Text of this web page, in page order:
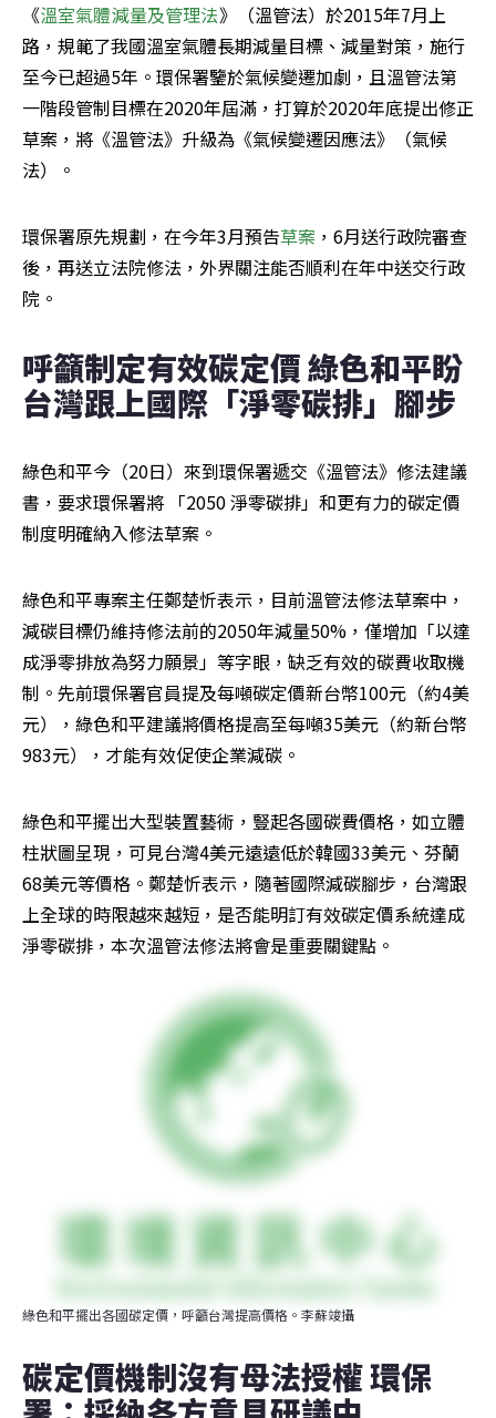
《溫室氣體減量及管理法》（溫管法）於2015年7月上
路，規範了我國溫室氣體長期減量目標、減量對策，施行
至今已超過5年。環保署鑒於氣候變遷加劇，且溫管法第
一階段管制目標在2020年屆滿，打算於2020年底提出修正
草案，將《溫管法》升級為《氣候變遷因應法》（氣候
法）。
環保署原先規劃，在今年3月預告草案 ，6月送行政院審查
後，再送立法院修法，外界關注能否順利在年中送交行政
院。
呼籲制定有效碳定價 綠色和平盼
台灣跟上國際「淨零碳排」腳步
綠色和平今（20日）來到環保署遞交《溫管法》修法建議
書，要求環保署將 「2050 淨零碳排」和更有力的碳定價
制度明確納入修法草案。
綠色和平專案主任鄭楚忻表示，目前溫管法修法草案中，
減碳目標仍維持修法前的2050年減量50%，僅增加「以達
成淨零排放為努力願景」等字眼，缺乏有效的碳費收取機
制。先前環保署官員提及每噸碳定價新台幣100元（約4美
元），綠色和平建議將價格提高至每噸35美元（約新台幣
983元），才能有效促使企業減碳。
綠色和平擺出大型裝置藝術，豎起各國碳費價格，如立體
柱狀圖呈現，可見台灣4美元遠遠低於韓國33美元、芬蘭
68美元等價格。鄭楚忻表示，隨著國際減碳腳步，台灣跟
上全球的時限越來越短，是否能明訂有效碳定價系統達成
淨零碳排，本次溫管法修法將會是重要關鍵點。
綠色和平擺出各國碳定價，呼籲台灣提高價格。李蘇竣攝
碳定價機制沒有母法授權 環保